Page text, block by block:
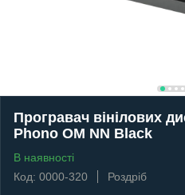
Програвач вінілових
Phono OM NN Black
В наявності
Код: 0000-320
Роздріб